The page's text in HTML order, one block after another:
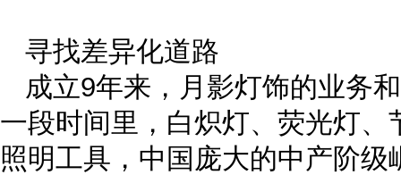
寻找差异化道路
成立9年来，月影灯饰的业务
一段时间里，白炽灯、荧光灯
照明工具，中国庞大的中产阶